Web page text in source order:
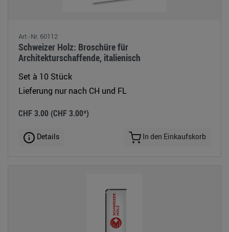
Art.-Nr. 60112
Schweizer Holz: Broschüre für
Architekturschaffende, italienisch
Set à 10 Stück
Lieferung nur nach CH und FL
CHF 3.00 (CHF 3.00*)
Details In den Einkaufskorb